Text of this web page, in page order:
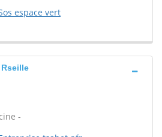
espace vert
-